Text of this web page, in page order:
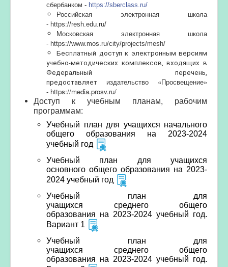
сбербанком - https://sberclass.ru/
Российская электронная школа
- https://resh.edu.ru/
Московская электронная школа
- https://www.mos.ru/city/projects/mesh/
Бесплатный доступ к электронным версиям
учебно-методических комплексов, входящих в
Федеральный перечень,
предоставляет издательство «Просвещение»
- https://media.prosv.ru/
Доступ к учебным планам, рабочим
программам:
Учебный план для учащихся начального
общего образования на 2023-2024
учебный год
Учебный план для учащихся
основного общего образования на 2023-
2024 учебный год
Учебный план для
учащихся среднего общего
образования на 2023-2024 учебный год.
Вариант 1
Учебный план для
учащихся среднего общего
образования на 2023-2024 учебный год.